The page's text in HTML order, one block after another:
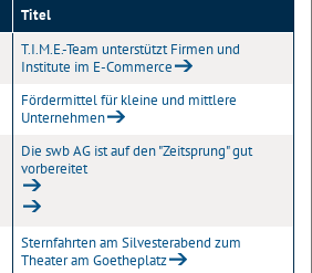
Titel
T.I.M.E.-Team unterstützt Firmen und
Institute im E-Commerce
Fördermittel für kleine und mittlere
Unternehmen
Die swb AG ist auf den "Zeitsprung" gut
vorbereitet
Sternfahrten am Silvesterabend zum
Theater am Goetheplatz